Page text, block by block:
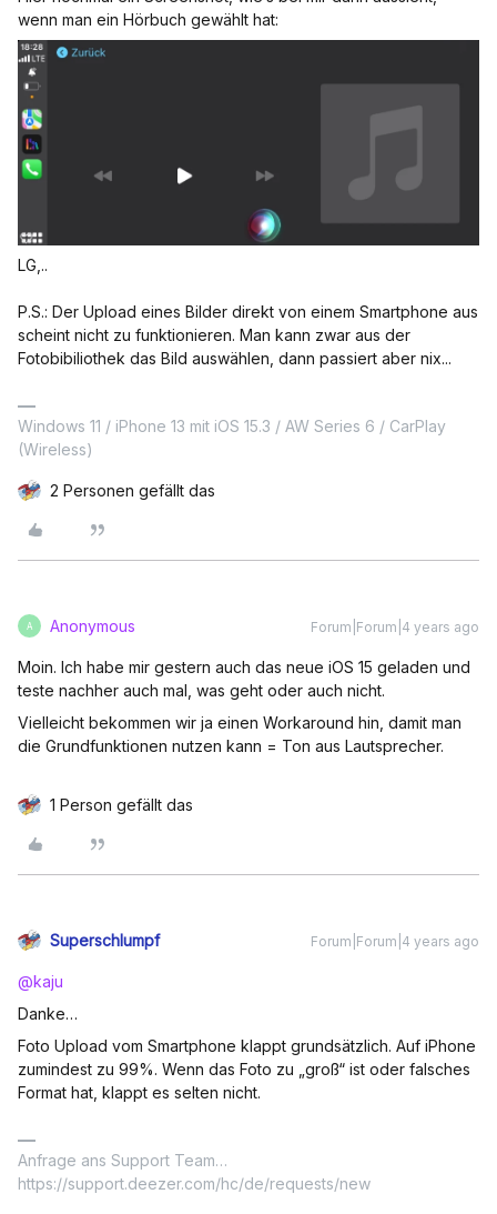
wenn man ein Hörbuch gewählt hat:
LG,..
P.S.: Der Upload eines Bilder direkt von einem Smartphone aus
scheint nicht zu funktionieren. Man kann zwar aus der
Fotobibiliothek das Bild auswählen, dann passiert aber nix...
Windows 11 / iPhone 13 mit iOS 15.3 / AW Series 6 / CarPlay
(Wireless)
2 Personen gefällt das
A Anonymous Forum|Forum|4 years ago
Moin. Ich habe mir gestern auch das neue iOS 15 geladen und
teste nachher auch mal, was geht oder auch nicht.
Vielleicht bekommen wir ja einen Workaround hin, damit man
die Grundfunktionen nutzen kann = Ton aus Lautsprecher.
1 Person gefällt das
Superschlumpf Forum|Forum|4 years ago
@kaju
Danke…
Foto Upload vom Smartphone klappt grundsätzlich. Auf iPhone
zumindest zu 99%. Wenn das Foto zu „groß“ ist oder falsches
Format hat, klappt es selten nicht.
Anfrage ans Support Team…
https://support.deezer.com/hc/de/requests/new